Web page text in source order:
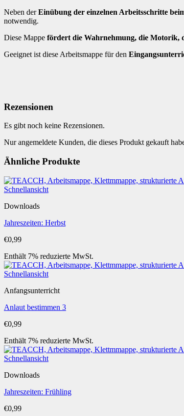
Neben derEinübung der einzelnen Arbeitsschritte
notwendig.
Diese Mappe fördert die Wahrnehmung, die Motorik,
Geeignet ist diese Arbeitsmappe für den
Rezensionen
Es gibt noch keine Rezensionen.
Nur angemeldete Kunden, die dieses Produkt gekauft
Ähnliche Produkte
Schnellansicht
Downloads
Jahreszeiten: Herbst
€0,99
Enthält 7% reduzierte MwSt.
Schnellansicht
Anfangsunterricht
Anlaut bestimmen 3
€0,99
Enthält 7% reduzierte MwSt.
Schnellansicht
Downloads
Jahreszeiten: Frühling
€0,99